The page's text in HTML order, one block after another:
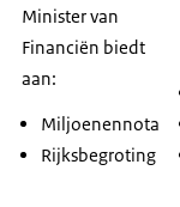
Minister van
Financiën biedt
aan:
Miljoenennota
Rijksbegroting